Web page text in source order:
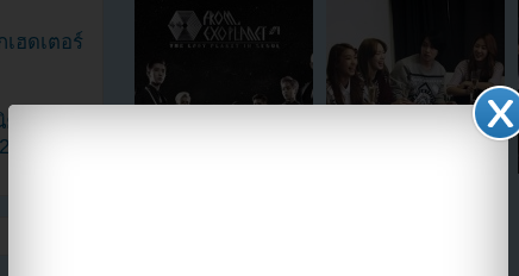
ฮดเตอร์
มมาก